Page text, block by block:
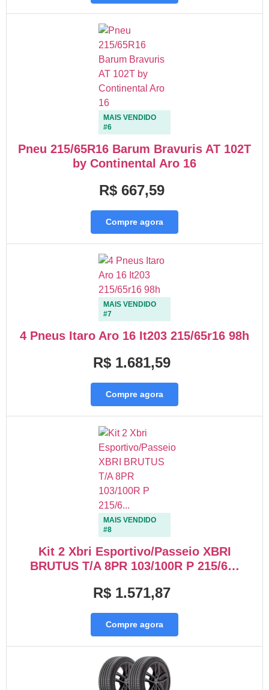
MAIS VENDIDO
#6
Pneu 215/65R16 Barum Bravuris AT 102T
by Continental Aro 16
R$ 667,59
Compre agora
MAIS VENDIDO
#7
4 Pneus Itaro Aro 16 It203 215/65r16 98h
R$ 1.681,59
Compre agora
MAIS VENDIDO
#8
Kit 2 Xbri Esportivo/Passeio XBRI
BRUTUS T/A 8PR 103/100R P 215/6…
R$ 1.571,87
Compre agora